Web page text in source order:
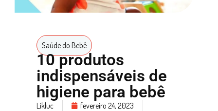
Saúde do Bebê
10 produtos
indispensáveis de
higiene para bebê
Likluc
fevereiro 24, 2023